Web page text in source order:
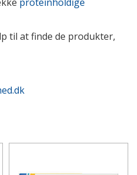
til at finde de produkter,